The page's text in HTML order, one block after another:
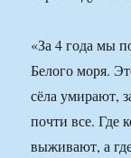
«За 4 года мы
Белого моря.
сёла умирают,
почти все. Где
выживают, а